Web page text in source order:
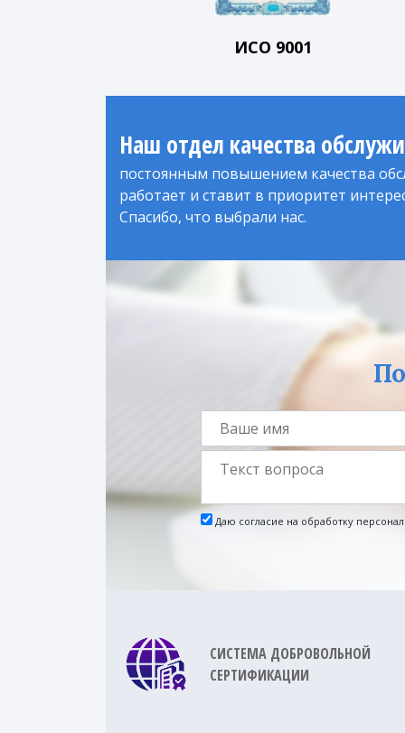
ИСО 9001
Наш отдел качества
постоянным повышением качества
работает и ставит в приоритет
Спасибо, что выбрали нас.
Даю согласие на обработку
СИСТЕМА ДОБРОВОЛЬНОЙ
СЕРТИФИКАЦИИ